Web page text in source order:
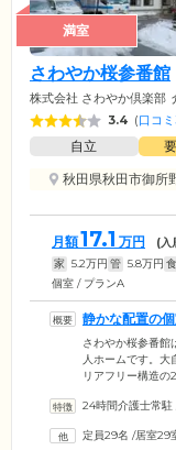
満室
さわやか桜参番館
株式会社 さわやか倶楽部
3.4 (口コ
自立
秋田県秋田市御所
月額17.1 万円 (入
家 5.2万円 管 5.8万円 食
個室 / プランA
静かな配置の
さわやか桜参番館
人ホームです。
リアフリー構造の
けます。ご入居者
デイサービスセン
24時間介護士常駐
定員29名 /居室29